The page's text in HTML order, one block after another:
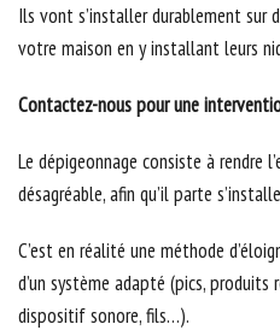
Ils vont s’installer durablement
votre maison en y installant leurs
Contactez-nous pour une
Le dépigeonnage consiste à rendre
désagréable, afin qu’il parte
C’est en réalité une méthode
d’un système adapté (pics,
dispositif sonore, fils…).